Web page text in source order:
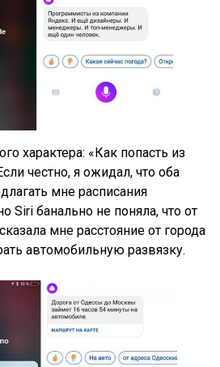
характера: «Как попасть из
честно, я ожидал, что оба
мне расписания
Siri банально не поняла, что от
мне расстояние от города
автомобильную развязку.